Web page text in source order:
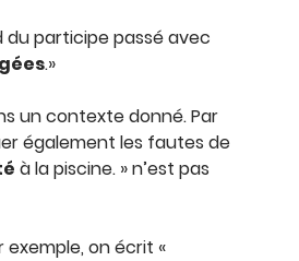
du participe passé avec
.»
un contexte donné. Par
également les fautes de
à la piscine. » n’est pas
exemple, on écrit «